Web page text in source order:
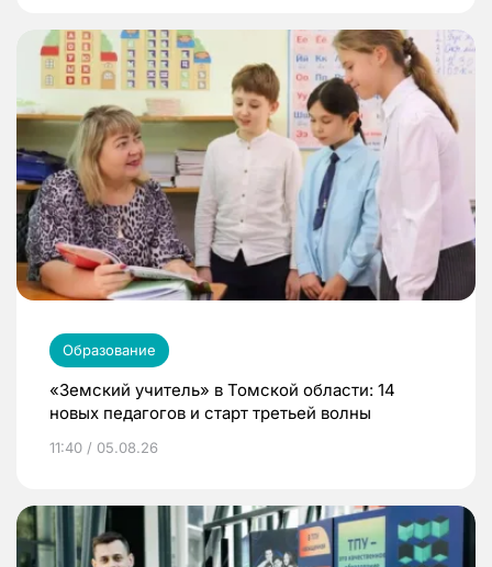
Образование
«Земский учитель» в Томской области: 14
новых педагогов и старт третьей волны
11:40 / 05.08.26